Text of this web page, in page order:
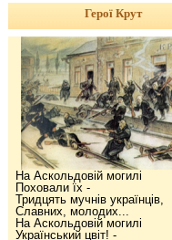
Герої Крут
На Аскольдовій могилі
Поховали їх -
Тридцять мучнів українців,
Славних, молодих...
На Аскольдовій могилі
Український цвіт! -